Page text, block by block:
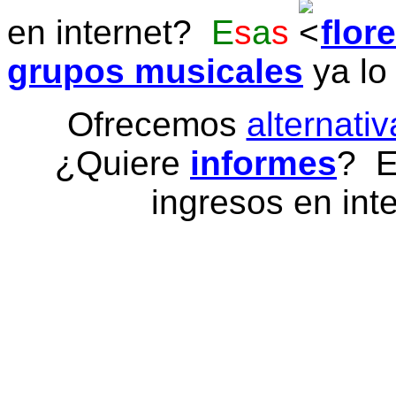
en internet? Esas
grupos musicales ya
Ofrecemos
¿Quiere informes?
ingresos en